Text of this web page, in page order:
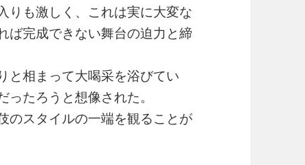
りも激しく、これは実に大変な
ば完成できない舞台の迫力と締
と相まって大喝采を浴びてい
たろうと想像された。
のスタイルの一端を観ることが